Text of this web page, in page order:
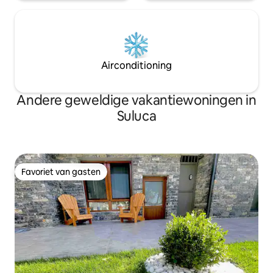
Airconditioning
Andere geweldige vakantiewoningen in
Suluca
Favoriet van gasten
Favoriet van gasten